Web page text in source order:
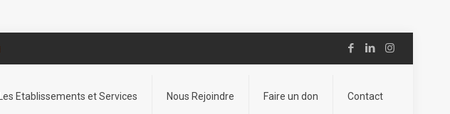
Les Etablissements et Services Nous Rejoindre Faire un don Contact